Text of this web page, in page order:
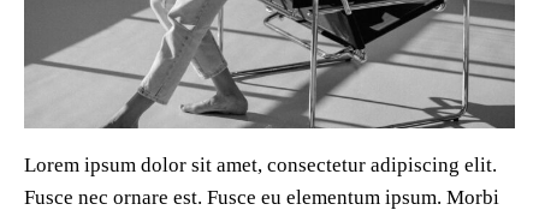
Lorem ipsum dolor sit amet, consectetur adipiscing elit.
Fusce nec ornare est. Fusce eu elementum ipsum. Morbi